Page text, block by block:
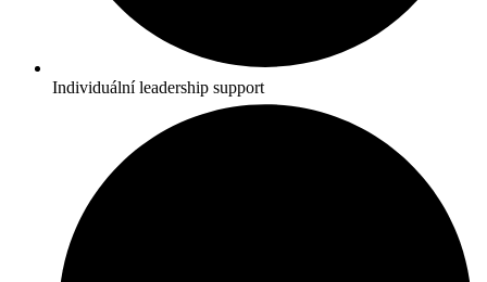
Individuální leadership support